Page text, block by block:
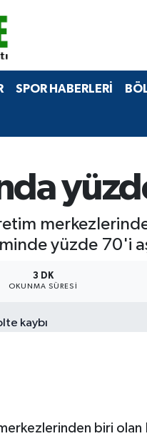
SPOR HABERLERİ
yüzde 70'i
3 DK
OKUNMA SÜRESI
biri